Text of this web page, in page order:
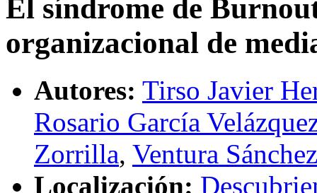
El síndrome de
organizacional de
Autores: Tirso Javier
Rosario García
Zorrilla, Ventura
Localización: